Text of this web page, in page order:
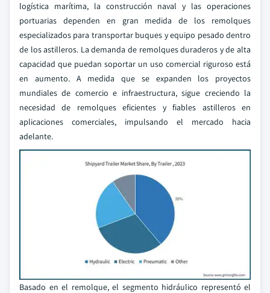
logística marítima, la construcción naval y las operaciones
portuarias dependen en gran medida de los remolques
especializados para transportar buques y equipo pesado dentro
de los astilleros. La demanda de remolques duraderos y de alta
capacidad que puedan soportar un uso comercial riguroso está
en aumento. A medida que se expanden los proyectos
mundiales de comercio e infraestructura, sigue creciendo la
necesidad de remolques eficientes y fiables astilleros en
aplicaciones comerciales, impulsando el mercado hacia
adelante.
Basado en el remolque, el segmento hidráulico representó el